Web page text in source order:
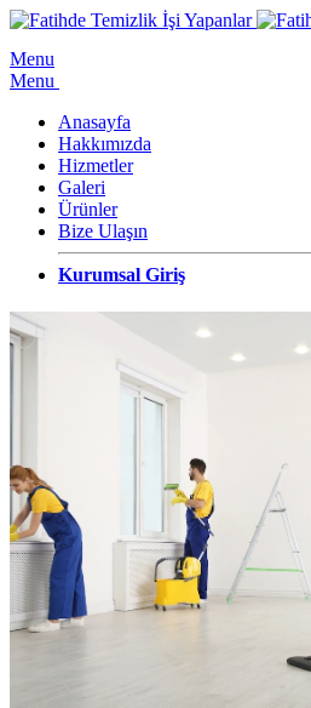
Menu
Menu
Anasayfa
Hakkımızda
Hizmetler
Galeri
Ürünler
Bize Ulaşın
Kurumsal Giriş